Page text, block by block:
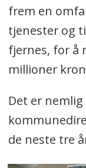
frem en
tjenester og
fjernes, for å
millioner
Det er
de neste tre